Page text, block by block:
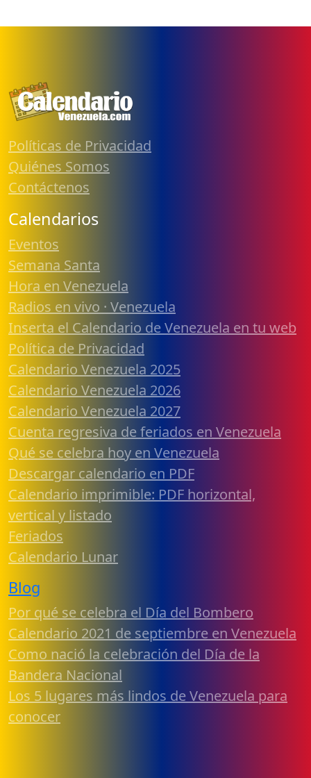
Políticas de Privacidad
Quiénes Somos
Contáctenos
Calendarios
Eventos
Semana Santa
Hora en Venezuela
Radios en vivo · Venezuela
Inserta el Calendario de Venezuela en tu web
Política de Privacidad
Calendario Venezuela 2025
Calendario Venezuela 2026
Calendario Venezuela 2027
Cuenta regresiva de feriados en Venezuela
Qué se celebra hoy en Venezuela
Descargar calendario en PDF
Calendario imprimible: PDF horizontal,
vertical y listado
Feriados
Calendario Lunar
Blog
Por qué se celebra el Día del Bombero
Calendario 2021 de septiembre en Venezuela
Como nació la celebración del Día de la
Bandera Nacional
Los 5 lugares más lindos de Venezuela para
conocer